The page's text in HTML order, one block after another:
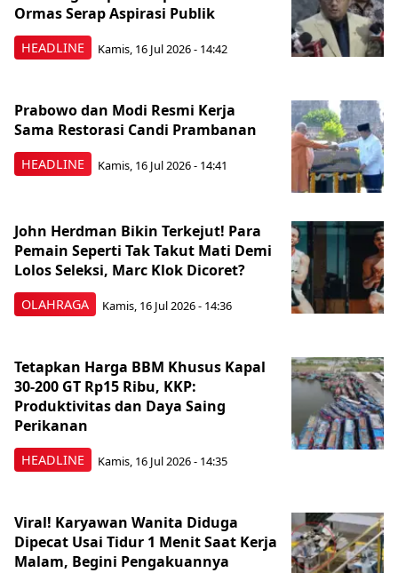
HEADLINE
Ormas Serap Aspirasi Publik
Kamis, 16 Jul 2026 - 14:42
HEADLINE
Prabowo dan Modi Resmi Kerja
Sama Restorasi Candi Prambanan
Kamis, 16 Jul 2026 - 14:41
OLAHRAGA
John Herdman Bikin Terkejut! Para
Pemain Seperti Tak Takut Mati Demi
Lolos Seleksi, Marc Klok Dicoret?
Kamis, 16 Jul 2026 - 14:36
HEADLINE
Tetapkan Harga BBM Khusus Kapal
30-200 GT Rp15 Ribu, KKP:
Produktivitas dan Daya Saing
Perikanan
Kamis, 16 Jul 2026 - 14:35
Viral! Karyawan Wanita Diduga
Dipecat Usai Tidur 1 Menit Saat Kerja
Malam, Begini Pengakuannya